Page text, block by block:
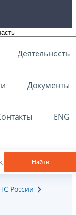
Деятельность
Документы
ENG
Найти
России